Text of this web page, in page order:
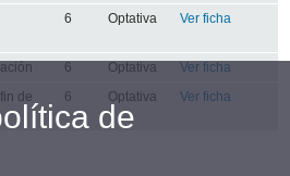
6 Optativa Ver ficha
6 Optativa
Ver ficha
de
6 Optativa Ver ficha
de